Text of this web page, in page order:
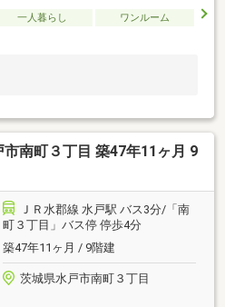
一人暮らし
ワンルーム
市南町３丁目 築47年11ヶ月 9
ＪＲ水郡線 水戸駅 バス3分/「南
町３丁目」バス停 停歩4分
築47年11ヶ月 / 9階建
茨城県水戸市南町３丁目